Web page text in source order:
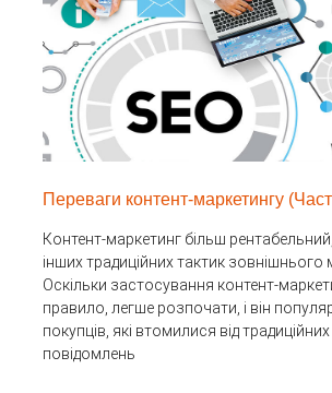
Переваги контент-маркетингу
Контент-маркетинг більш
інших традиційних тактик зовнішнього
Оскільки застосування контент-
правило, легше розпочати, і він
покупців, які втомилися від
повідомлень